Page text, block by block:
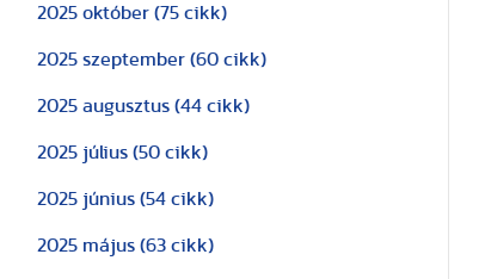
2025 október (75 cikk)
2025 szeptember (60 cikk)
2025 augusztus (44 cikk)
2025 július (50 cikk)
2025 június (54 cikk)
2025 május (63 cikk)